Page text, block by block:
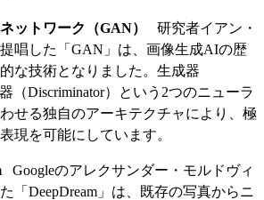
ットワーク（GAN）
研究者イアン・
唱した「GAN」は、画像生成AIの歴
な技術となりました。生成器
器（Discriminator）という2つのニューラ
せる独自のアーキテクチャにより、極
現を可能にしています。
Googleのアレクサンダー・モルドヴィ
「DeepDream」は、既存の写真からニ